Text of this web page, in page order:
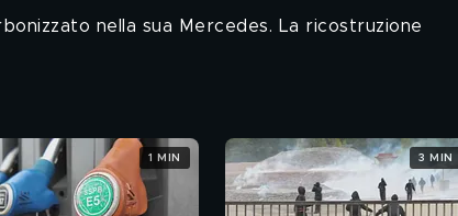
nella sua Mercedes. La ricostruzione
1 MIN 3 MIN